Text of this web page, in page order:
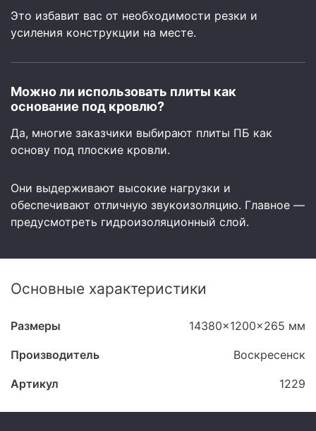
Это избавит вас от необходимости резки и
усиления конструкции на месте.
Можно ли использовать плиты как
основание под кровлю?
Да, многие заказчики выбирают плиты ПБ как
основу под плоские кровли.
Они выдерживают высокие нагрузки и
обеспечивают отличную звукоизоляцию. Главное —
предусмотреть гидроизоляционный слой.
Основные характеристики
Размеры 14380x1200x265 мм
Производитель Воскресенск
Артикул 1229